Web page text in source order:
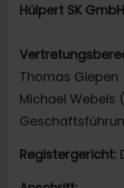
Hülpert SK GmbH
Thomas Giepen
Michael Webels
Registergericht: